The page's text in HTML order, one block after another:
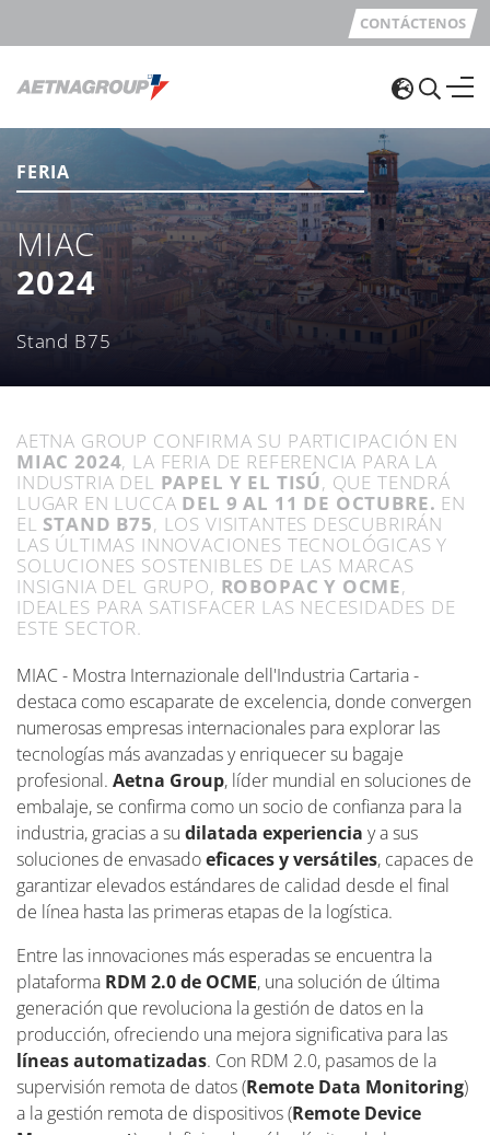
CONTÁCTENOS
FERIA
MIAC
2024
Stand B75
AETNA GROUP CONFIRMA SU PARTICIPACIÓN EN
MIAC 2024, LA FERIA DE REFERENCIA PARA LA
INDUSTRIA DEL PAPEL Y EL TISÚ, QUE TENDRÁ
LUGAR EN LUCCA DEL 9 AL 11 DE OCTUBRE. EN
EL STAND B75, LOS VISITANTES DESCUBRIRÁN
LAS ÚLTIMAS INNOVACIONES TECNOLÓGICAS Y
SOLUCIONES SOSTENIBLES DE LAS MARCAS
INSIGNIA DEL GRUPO, ROBOPAC Y OCME,
IDEALES PARA SATISFACER LAS NECESIDADES DE
ESTE SECTOR.
MIAC - Mostra Internazionale dell'Industria Cartaria -
destaca como escaparate de excelencia, donde convergen
numerosas empresas internacionales para explorar las
tecnologías más avanzadas y enriquecer su bagaje
profesional. Aetna Group, líder mundial en soluciones de
embalaje, se confirma como un socio de confianza para la
industria, gracias a su dilatada experiencia y a sus
soluciones de envasadoeficaces y versátiles, capaces de
garantizar elevados estándares de calidad desde el final
de línea hasta las primeras etapas de la logística.
Entre las innovaciones más esperadas se encuentra la
plataforma RDM 2.0 de OCME, una solución de última
generación que revoluciona la gestión de datos en la
producción, ofreciendo una mejora significativa para las
líneas automatizadas. Con RDM 2.0, pasamos de la
supervisión remota de datos (Remote Data Monitoring)
a la gestión remota de dispositivos (Remote Device